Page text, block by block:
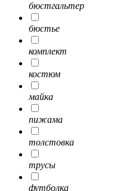
бюстгальтер
бюстье
комплект
костюм
майка
пижама
толстовка
трусы
футболка